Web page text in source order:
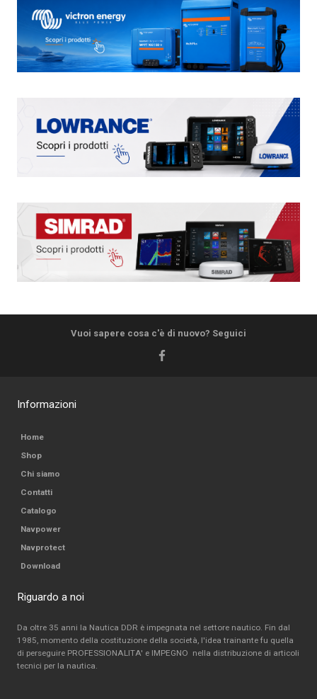
Vuoi sapere cosa c'è di nuovo? Seguici
Informazioni
Home
Shop
Chi siamo
Contatti
Catalogo
Navpower
Navprotect
Download
Riguardo a noi
Da oltre 35 anni la Nautica DDR è impegnata nel settore nautico. Fin dal
1985, momento della costituzione della società, l'idea trainante fu quella
di perseguire PROFESSIONALITA' e IMPEGNO nella distribuzione di articoli
tecnici per la nautica.